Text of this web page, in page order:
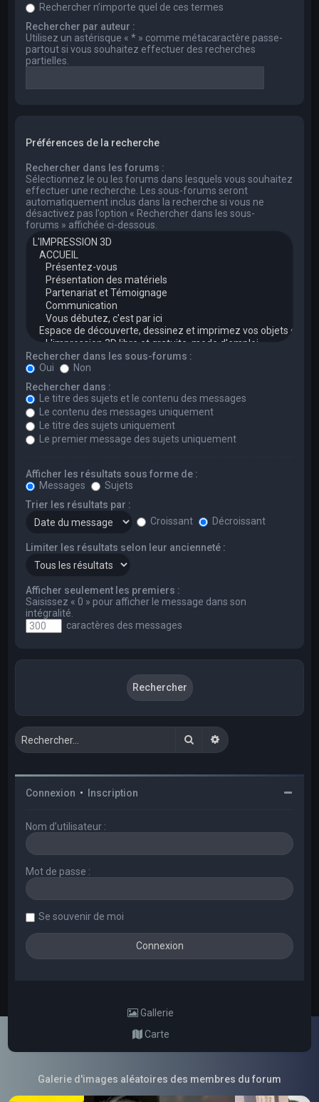
Rechercher n’importe quel de ces termes
Rechercher par auteur :
Utilisez un astérisque « * » comme métacaractère passe-
partout si vous souhaitez effectuer des recherches
partielles.
Préférences de la recherche
Rechercher dans les forums :
Sélectionnez le ou les forums dans lesquels vous souhaitez
effectuer une recherche. Les sous-forums seront
automatiquement inclus dans la recherche si vous ne
désactivez pas l’option « Rechercher dans les sous-
forums » affichée ci-dessous.
Rechercher dans les sous-forums :
Oui
Non
Rechercher dans :
Le titre des sujets et le contenu des messages
Le contenu des messages uniquement
Le titre des sujets uniquement
Le premier message des sujets uniquement
Afficher les résultats sous forme de :
Messages
Sujets
Trier les résultats par :
Croissant
Décroissant
Limiter les résultats selon leur ancienneté :
Afficher seulement les premiers :
Saisissez « 0 » pour afficher le message dans son
intégralité.
caractères des messages
RechercherRecherche avancée
Connexion • Inscription
Nom d’utilisateur :
Mot de passe :
Se souvenir de moi
Gallerie
Carte
Galerie d'images aléatoires des membres du forum